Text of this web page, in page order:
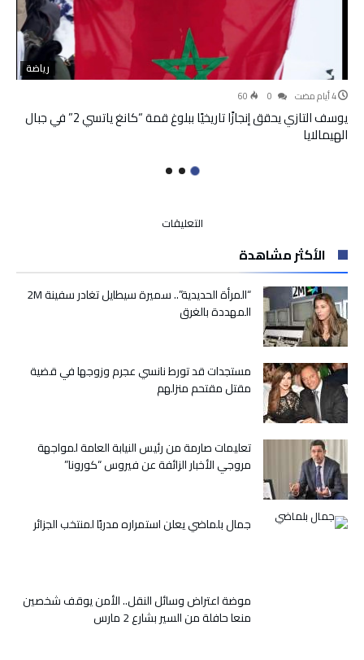
رياضة
60
يوسف التازي يحقق إنجازًا تاريخيًا ببلوغ قمة “كانغ ياتسي 2” في جبال
الهيمالايا
التعليقات
مشروع
أنبوب
الغاز
العمق
الإفريقي
الأكثر مشاهدة
“المرأة الحديدية”.. سميرة سيطايل تغادر سفينة 2M
المهددة بالغرق
مستجدات قد تورط نانسي عجرم وزوجها في قضية
مقتل مقتحم منزلهم
تعليمات صارمة من رئيس النيابة العامة لمواجهة
مروجي الأخبار الزائفة عن فيروس “كورونا”
جمال بلماضي يعلن استمراره مدربًا لمنتخب الجزائر
موضة اعتراض وسائل النقل.. الأمن يوقف شخصين
منعا حافلة من السير بشارع 2 مارس